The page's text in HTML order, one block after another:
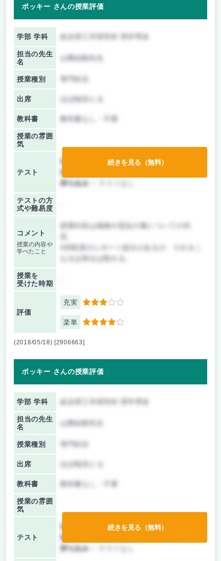
ポッキー さんの授業評価
学部 学科
担当の先生
名
山際由朗先生
授業種別
出席 ほぼ毎回とる
教科書 教科書なし・不要
授業の雰囲
気
テスト
前期/中間：
レポートのみ
後期/期末：
持ち込み：
テストの方
式や難易度
コメント
授業の内容や
学べたこと
授業内容は植物や昆虫の毒についての内
4回程度のレポート提出があるが、それをこ
授業を
受けた時期
評価
充実 3
楽単 4
続きを見る（無料）
(2018/05/18) [2906663]
ポッキー さんの授業評価
学部 学科
担当の先生
名
山際由朗先生
授業種別
出席 ほぼ毎回とる
教科書 教科書なし・不要
授業の雰囲
気
テスト
前期/中間：
レポートのみ
後期/期末：
持ち込み：
続きを見る（無料）